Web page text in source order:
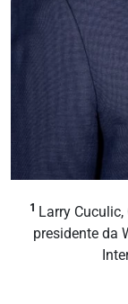
1 Larry Cuculic,
presidente da